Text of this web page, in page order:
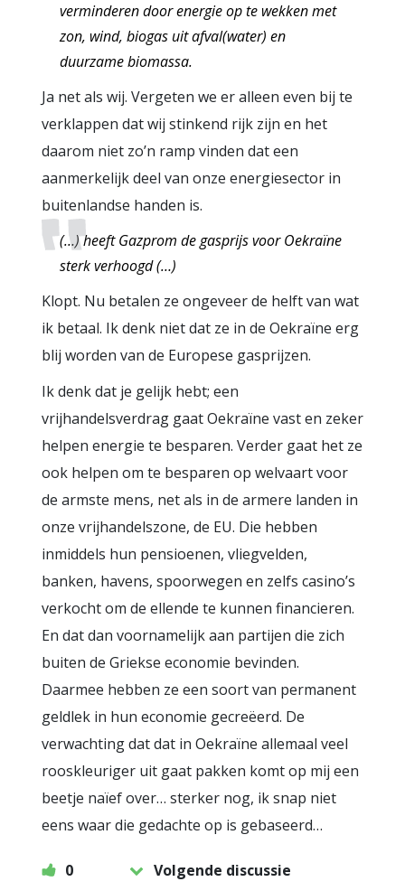
verminderen door energie op te wekken met
zon, wind, biogas uit afval(water) en
duurzame biomassa.
Ja net als wij. Vergeten we er alleen even bij te
verklappen dat wij stinkend rijk zijn en het
daarom niet zo’n ramp vinden dat een
aanmerkelijk deel van onze energiesector in
buitenlandse handen is.
(…) heeft Gazprom de gasprijs voor Oekraïne
sterk verhoogd (…)
Klopt. Nu betalen ze ongeveer de helft van wat
ik betaal. Ik denk niet dat ze in de Oekraïne erg
blij worden van de Europese gasprijzen.
Ik denk dat je gelijk hebt; een
vrijhandelsverdrag gaat Oekraïne vast en zeker
helpen energie te besparen. Verder gaat het ze
ook helpen om te besparen op welvaart voor
de armste mens, net als in de armere landen in
onze vrijhandelszone, de EU. Die hebben
inmiddels hun pensioenen, vliegvelden,
banken, havens, spoorwegen en zelfs casino’s
verkocht om de ellende te kunnen financieren.
En dat dan voornamelijk aan partijen die zich
buiten de Griekse economie bevinden.
Daarmee hebben ze een soort van permanent
geldlek in hun economie gecreëerd. De
verwachting dat dat in Oekraïne allemaal veel
rooskleuriger uit gaat pakken komt op mij een
beetje naïef over… sterker nog, ik snap niet
eens waar die gedachte op is gebaseerd…
0 Volgende discussie